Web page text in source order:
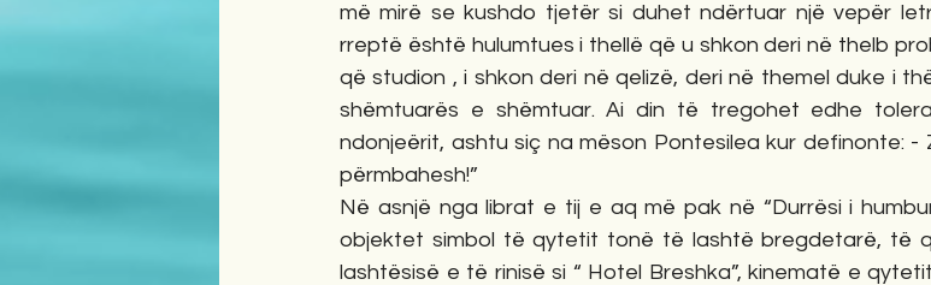
më mirë se kushdo tjetër si duhet ndërtuar një vepër
rreptë është hulumtues i thellë që u shkon deri në thelb
që studion , i shkon deri në qelizë, deri në themel duke i
shëmtuarës e shëmtuar. Ai din të tregohet edhe
ndonjeërit, ashtu siç na mëson Pontesilea kur definonte: -
përmbahesh!”
Në asnjë nga librat e tij e aq më pak në “Durrësi i
objektet simbol të qytetit tonë të lashtë bregdetarë, të
lashtësisë e të rinisë si “ Hotel Breshka”, kinematë e